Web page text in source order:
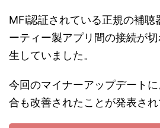
MFi認証されている正規の補聴
ーティー製アプリ間の接続が
生していました。
今回のマイナーアップデート
合も改善されたことが発表され